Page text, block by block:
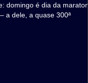
domingo é dia da
a dele, a quase 300ª